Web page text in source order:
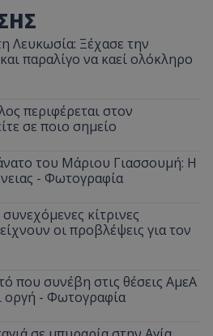
Λευκωσία: Ξέχασε την
παραλίγο να καεί ολόκληρο
περιφέρεται στον
σε ποιο σημείο
του Μάριου Γιασσουμή: Η
- Φωτογραφία
κίτρινες
οι προβλέψεις για τον
που συνέβη στις θέσεις ΑμεΑ
οργή - Φωτογραφία